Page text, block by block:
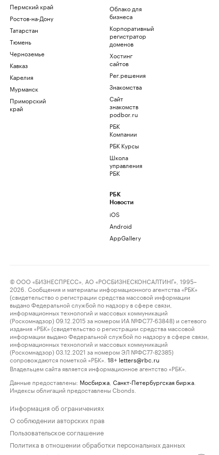
Пермский край
Ростов-на-Дону
Татарстан
Тюмень
Черноземье
Кавказ
Карелия
Мурманск
Приморский
край
Облако для
бизнеса
Корпоративный
регистратор
доменов
Хостинг
сайтов
Рег.решения
Знакомства
Сайт
знакомств
podbor.ru
РБК
Компании
РБК Курсы
Школа
управления
РБК
РБК
Новости
iOS
Android
AppGallery
© ООО «БИЗНЕСПРЕСС», АО «РОСБИЗНЕСКОНСАЛТИНГ», 1995–
2026. Сообщения и материалы информационного агентства «РБК»
(свидетельство о регистрации средства массовой информации
выдано Федеральной службой по надзору в сфере связи,
информационных технологий и массовых коммуникаций
(Роскомнадзор) 09.12.2015 за номером ИА №ФС77-63848) и сетевого
издания «РБК» (свидетельство о регистрации средства массовой
информации выдано Федеральной службой по надзору в сфере связи,
информационных технологий и массовых коммуникаций
(Роскомнадзор) 03.12.2021 за номером ЭЛ №ФС77-82385)
сопровождаются пометкой «РБК».
18+ letters@rbc.ru
Владельцем сайта является информационное агентство «РБК».
Данные предоставлены: Мосбиржа Санкт-Петербургская биржа
Индексы облигаций предоставлены Cbonds.
Информация об ограничениях
О соблюдении авторских прав
Пользовательское соглашение
Политика в отношении обработки персональных данных